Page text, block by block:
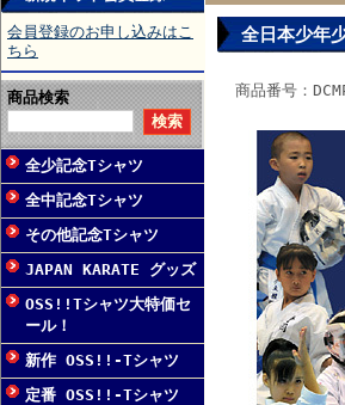
会員登録のお申し込みはこ
ちら
商品検索
全少記念Tシャツ
全中記念Tシャツ
その他記念Tシャツ
JAPAN KARATE グッズ
OSS!!Tシャツ大特価セ
ール！
新作 OSS!!-Tシャツ
定番 OSS!!-Tシャツ
全日本少年
商品番号：